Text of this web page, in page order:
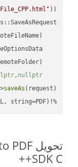
));
, nullptr
saveAs
%!(EXTRA string=PDF, string=HTML, string=PDF)
SDK C++